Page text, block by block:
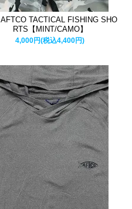
AFTCO TACTICAL FISHING SHO
RTS【MINT/CAMO】
4,000円(税込4,400円)